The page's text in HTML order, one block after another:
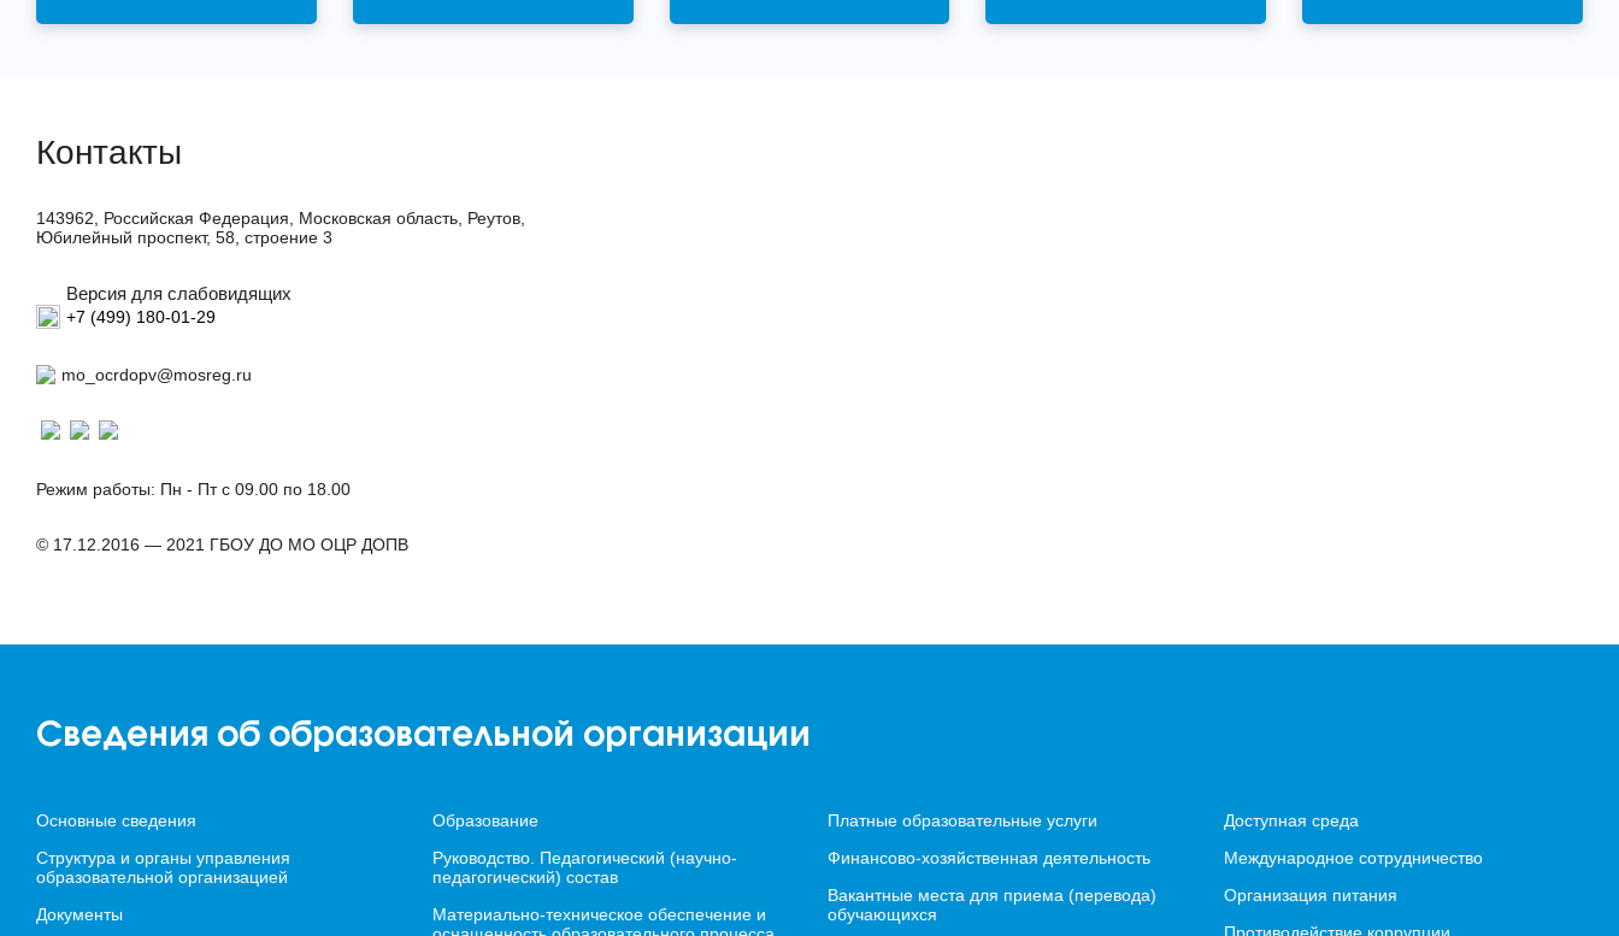
Контакты
143962, Российская Федерация, Московская область, Реутов,
Юбилейный проспект, 58, строение 3
Версия для слабовидящих
+7 (499) 180-01-29
mo_ocrdopv@mosreg.ru
Режим работы: Пн - Пт с 09.00 по 18.00
© 17.12.2016 — 2021 ГБОУ ДО МО ОЦР ДОПВ
Сведения об образовательной организации
Основные сведения
Структура и органы управления
образовательной организацией
Документы
Образование
Руководство. Педагогический (научно-
педагогический) состав
Материально-техническое обеспечение и
Платные образовательные услуги
Финансово-хозяйственная деятельность
Вакантные места для приема (перевода)
обучающихся
Доступная среда
Международное сотрудничество
Организация питания